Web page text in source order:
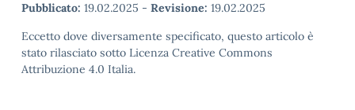
Pubblicato: 19.02.2025 - Revisione: 19.02.2025
Eccetto dove diversamente specificato, questo articolo è
stato rilasciato sotto Licenza Creative Commons
Attribuzione 4.0 Italia.